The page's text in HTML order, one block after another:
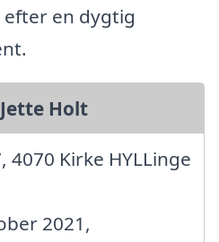
en dygtig
Holt
4070 Kirke HYLLinge
2021,